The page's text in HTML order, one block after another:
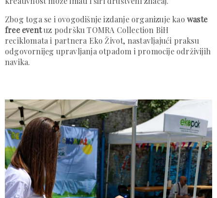
Zbog toga se i ovogodišnje izdanje organizuje kao waste
free eventuz podršku TOMRA Collection BiH
reciklomata i partnera Eko Život, nastavljajući praksu
odgovornijeg upravljanja otpadom i promocije održivijih
navika.